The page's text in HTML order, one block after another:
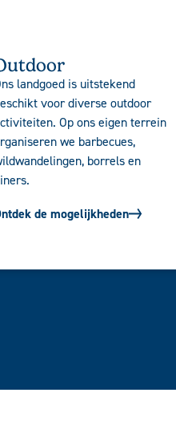
landgoed is uitstekend
voor diverse outdoor
Op ons eigen terrein
we barbecues,
borrels en
de mogelijkheden